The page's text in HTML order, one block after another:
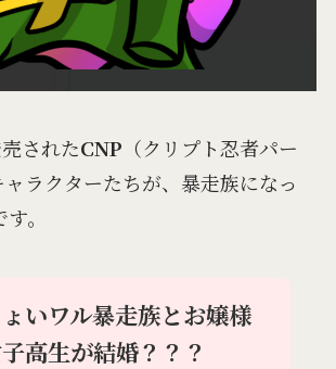
されたCNP （クリプト忍者パー
ャラクターたちが、暴走族になっ
。
いワル暴走族とお嬢様
高生が結婚？？？